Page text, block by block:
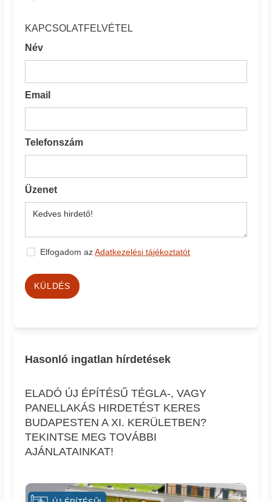
KAPCSOLATFELVÉTEL
Név
Email
Telefonszám
Üzenet
Elfogadom azAdatkezelési tájékoztatót
KÜLDÉS
Hasonló ingatlan hírdetések
ELADÓ ÚJ ÉPÍTÉSŰ TÉGLA-, VAGY
PANELLAKÁS HIRDETÉST KERES
BUDAPESTEN A XI. KERÜLETBEN?
TEKINTSE MEG TOVÁBBI
AJÁNLATAINKAT!